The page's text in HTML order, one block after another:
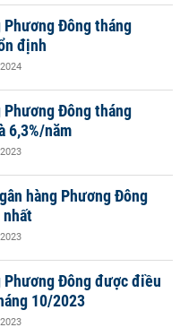
Phương Đông tháng
định
Phương Đông tháng
6,3%/năm
hàng Phương Đông
nhất
Phương Đông được điều
10/2023